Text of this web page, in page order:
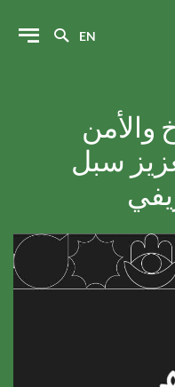
EN
والأمن
سبل